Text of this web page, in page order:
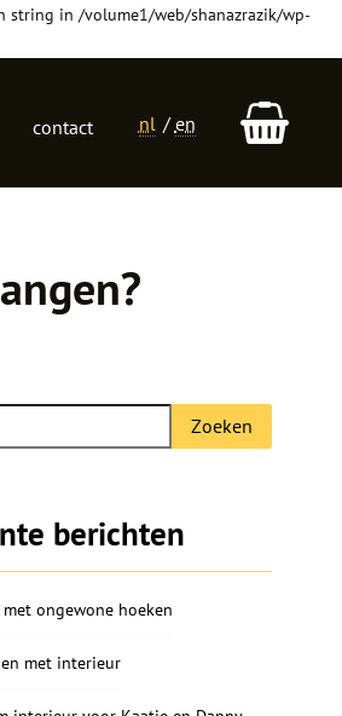
string in /volume1/web/shanazrazik/wp-
contact Taalkeuze
nl en
berichten
ongewone hoeken
met interieur